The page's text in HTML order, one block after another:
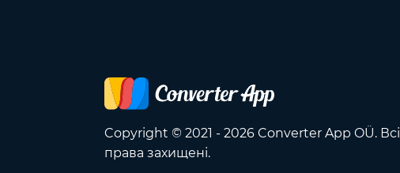
Copyright © 2021 - 2026 Converter App OÜ. Всі
права захищені.